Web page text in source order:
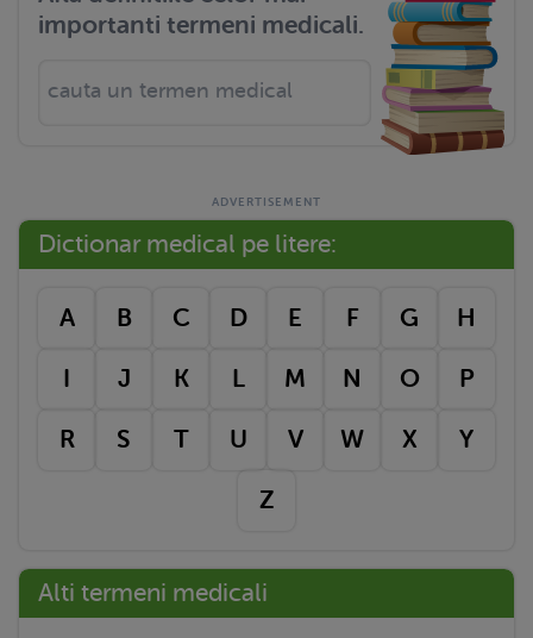
importanti termeni medicali.
Dictionar medical pe litere:
A B C D E F G H
I J K L M N O P
R S T U V W X Y
Z
Alti termeni medicali